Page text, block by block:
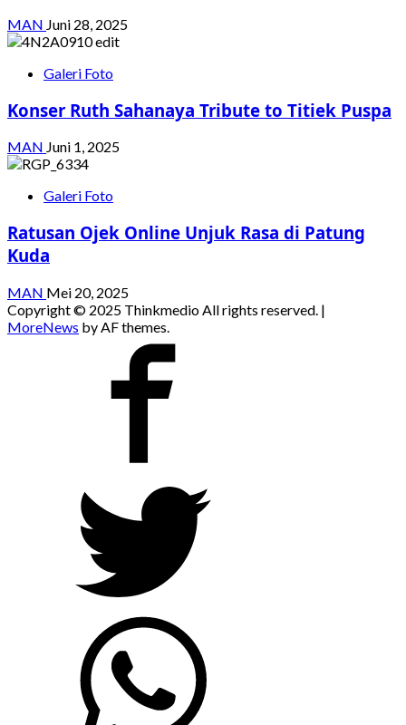
MAN Juni 28, 2025
Galeri Foto
Konser Ruth Sahanaya Tribute to Titiek Puspa
MAN Juni 1, 2025
Galeri Foto
Ratusan Ojek Online Unjuk Rasa di Patung
Kuda
MAN Mei 20, 2025
Copyright © 2025 Thinkmedio All rights reserved. |
MoreNews by AF themes.